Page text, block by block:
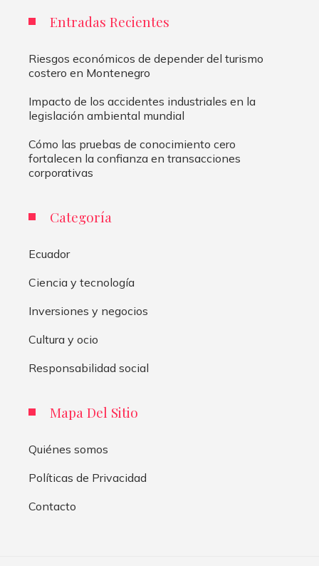
Entradas Recientes
Riesgos económicos de depender del turismo
costero en Montenegro
Impacto de los accidentes industriales en la
legislación ambiental mundial
Cómo las pruebas de conocimiento cero
fortalecen la confianza en transacciones
corporativas
Categoría
Ecuador
Ciencia y tecnología
Inversiones y negocios
Cultura y ocio
Responsabilidad social
Mapa Del Sitio
Quiénes somos
Políticas de Privacidad
Contacto